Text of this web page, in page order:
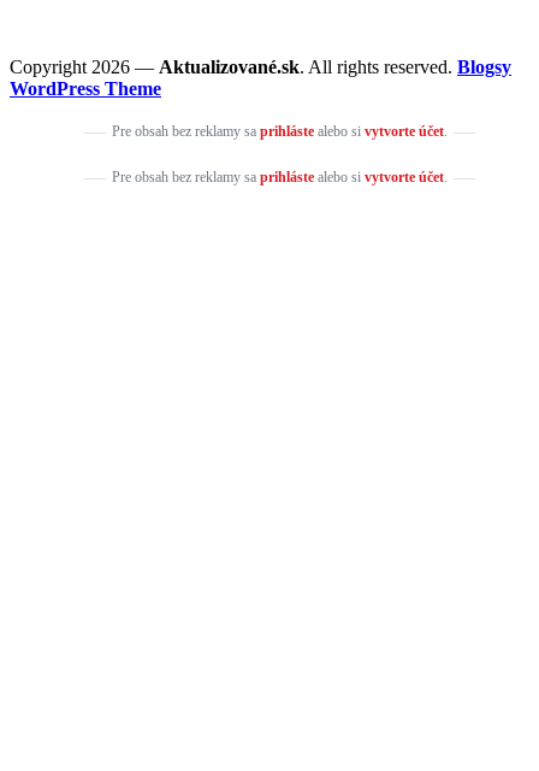
Copyright 2026 — Aktualizované.sk. All rights reserved. Blogsy
WordPress Theme
Pre obsah bez reklamy sa prihlástealebo si vytvorte účet.